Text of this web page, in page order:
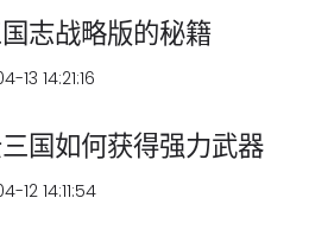
志战略版的秘籍
13 14:21:16
国如何获得强力武器
12 14:11:54